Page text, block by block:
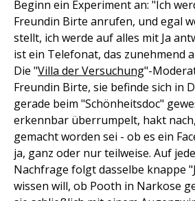
Beginn ein Experiment an: "Ich
Freundin Birte anrufen, und egal
stellt, ich werde auf alles mit Ja
ist ein Telefonat, das zunehmend
Die "Villa der Versuchung"-
Freundin Birte, sie befinde sich in
gerade beim "Schönheitsdoc"
erkennbar überrumpelt, hakt
gemacht worden sei - ob es ein
ja, ganz oder nur teilweise. Auf
Nachfrage folgt dasselbe knappe
wissen will, ob Pooth in Narkose